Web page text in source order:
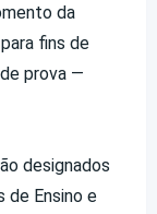
da
fins de
prova —
designados
de Ensino e